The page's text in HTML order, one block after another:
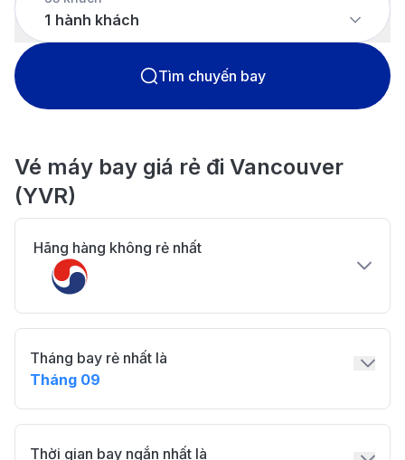
1 hành khách
Tìm chuyến bay
Vé máy bay giá rẻ đi Vancouver
(YVR)
Hãng hàng không rẻ nhất
Tháng bay rẻ nhất là
Tháng 09
Thời gian bay ngắn nhất là